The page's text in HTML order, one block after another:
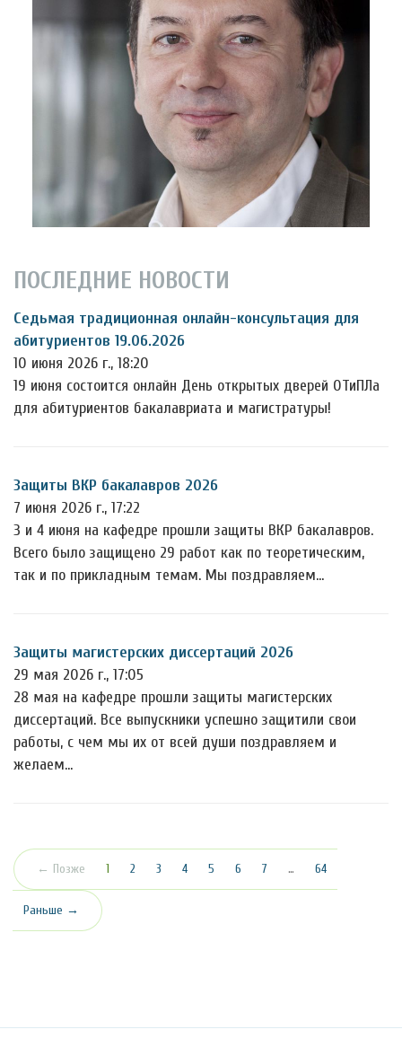
ПОСЛЕДНИЕ НОВОСТИ
Седьмая традиционная онлайн-консультация для
абитуриентов 19.06.2026
10 июня 2026 г., 18:20
19 июня состоится онлайн День открытых дверей ОТиПЛа
для абитуриентов бакалавриата и магистратуры!
Защиты ВКР бакалавров 2026
7 июня 2026 г., 17:22
3 и 4 июня на кафедре прошли защиты ВКР бакалавров.
Всего было защищено 29 работ как по теоретическим,
так и по прикладным темам. Мы поздравляем…
Защиты магистерских диссертаций 2026
29 мая 2026 г., 17:05
28 мая на кафедре прошли защиты магистерских
диссертаций. Все выпускники успешно защитили свои
работы, с чем мы их от всей души поздравляем и
желаем…
← Позже 1 (текущая)
2 3 4 5 6 7 … 64
Раньше →